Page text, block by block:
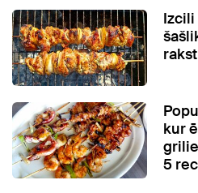
Izcili
kur
5